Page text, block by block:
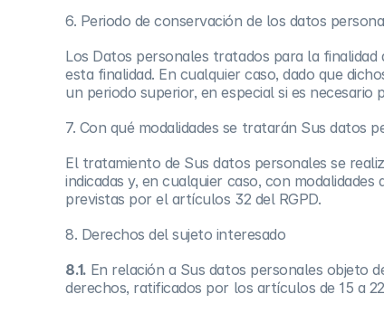
6. Periodo de conservación de los datos
Los Datos personales tratados para la finalidad
esta finalidad. En cualquier caso, dado que
un periodo superior, en especial si es
7. Con qué modalidades se tratarán Sus datos
El tratamiento de Sus datos personales se
indicadas y, en cualquier caso, con
previstas por el artículos 32 del RGPD.
8. Derechos del sujeto interesado
8.1. En relación a Sus datos personales objeto
derechos, ratificados por los artículos de 15 a